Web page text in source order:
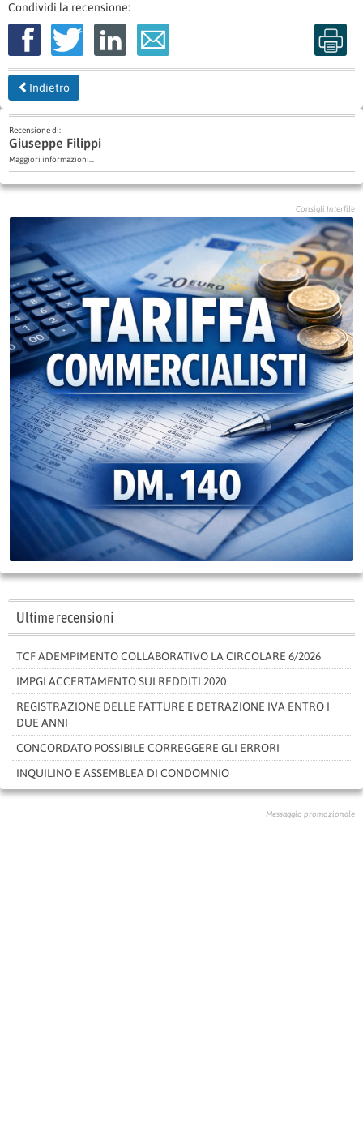
Condividi la recensione:
Indietro
Recensione di:
Giuseppe Filippi
Maggiori informazioni...
Consigli Interfile
Ultime recensioni
TCF ADEMPIMENTO COLLABORATIVO LA CIRCOLARE 6/2026
IMPGI ACCERTAMENTO SUI REDDITI 2020
REGISTRAZIONE DELLE FATTURE E DETRAZIONE IVA ENTRO I
DUE ANNI
CONCORDATO POSSIBILE CORREGGERE GLI ERRORI
INQUILINO E ASSEMBLEA DI CONDOMNIO
Messaggio promozionale